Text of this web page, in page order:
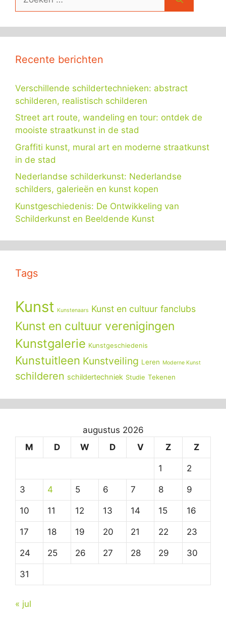
naar:
Recente berichten
Verschillende schildertechnieken: abstract
schilderen, realistisch schilderen
Street art route, wandeling en tour: ontdek de
mooiste straatkunst in de stad
Graffiti kunst, mural art en moderne straatkunst
in de stad
Nederlandse schilderkunst: Nederlandse
schilders, galerieën en kunst kopen
Kunstgeschiedenis: De Ontwikkeling van
Schilderkunst en Beeldende Kunst
Tags
Kunst Kunstenaars Kunst en cultuur fanclubs
Kunst en cultuur verenigingen
Kunstgalerie Kunstgeschiedenis
Kunstuitleen Kunstveiling Leren Moderne Kunst
schilderen schildertechniek Studie Tekenen
augustus 2026
M
D W D V Z Z
1 2
3 4 5 6 7 8 9
10 11 12 13 14 15 16
17 18 19 20 21 22 23
24 25 26 27 28 29 30
31
« jul